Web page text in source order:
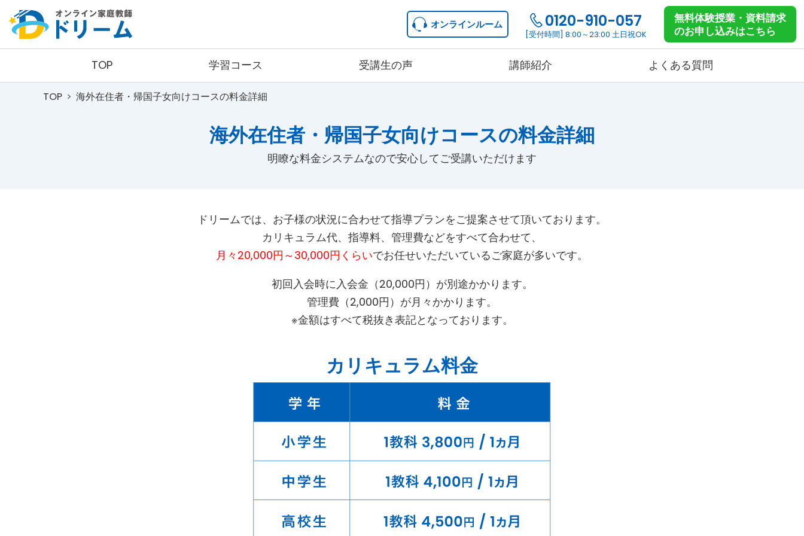
オンラインルーム 0120-910-057
[受付時間] 8:00～23:00 土日祝OK
無料体験授業・資料請求
のお申し込みはこちら
TOP 学習コース
小学生コース
料金詳細
料金詳細
受講生の声 講師紹介 よくある質問
TOP 海外在住者・帰国子女向けコースの料金詳細
海外在住者・帰国子女向けコースの料金詳細
明瞭な料金システムなので安心してご受講いただけます
ドリームでは、お子様の状況に合わせて指導プランをご提案させて頂いております。
カリキュラム代、指導料、管理費などをすべて合わせて、
月々20,000円～30,000円くらいでお任せいただいているご家庭が多いです。
初回入会時に入会金（20,000円）が別途かかります。
管理費（2,000円）が月々かかります。
※金額はすべて税抜き表記となっております。
カリキュラム料金